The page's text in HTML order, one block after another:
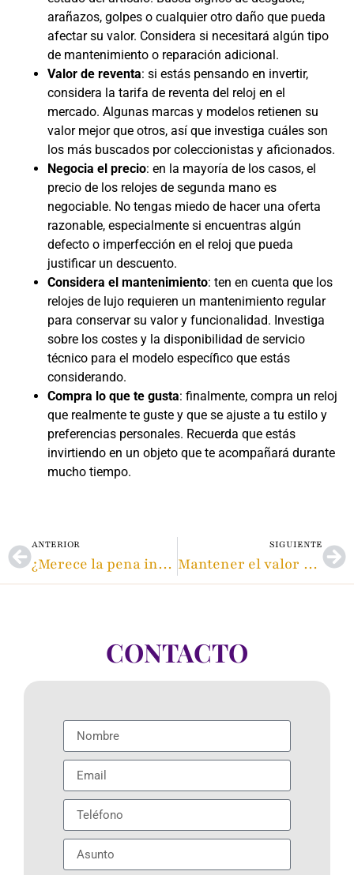
arañazos, golpes o cualquier otro daño que pueda
afectar su valor. Considera si necesitará algún tipo
de mantenimiento o reparación adicional.
Valor de reventa: si estás pensando en invertir,
considera la tarifa de reventa del reloj en el
mercado. Algunas marcas y modelos retienen su
valor mejor que otros, así que investiga cuáles son
los más buscados por coleccionistas y aficionados.
Negocia el precio: en la mayoría de los casos, el
precio de los relojes de segunda mano es
negociable. No tengas miedo de hacer una oferta
razonable, especialmente si encuentras algún
defecto o imperfección en el reloj que pueda
justificar un descuento.
Considera el mantenimiento: ten en cuenta que los
relojes de lujo requieren un mantenimiento regular
para conservar su valor y funcionalidad. Investiga
sobre los costes y la disponibilidad de servicio
técnico para el modelo específico que estás
considerando.
Compra lo que te gusta: finalmente, compra un reloj
que realmente te guste y que se ajuste a tu estilo y
preferencias personales. Recuerda que estás
invirtiendo en un objeto que te acompañará durante
mucho tiempo.
ANTERIOR
¿Merece la pena invertir en joyas de segunda mano?
SIGUIENTE
Mantener el valor de tu joyería de lujo
CONTACTO